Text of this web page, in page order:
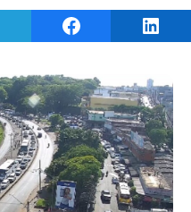
Share on TelegramShare on Facebook